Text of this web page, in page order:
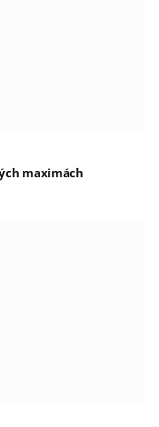
maximách